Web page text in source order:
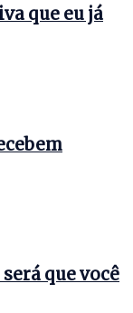
que eu já
que você